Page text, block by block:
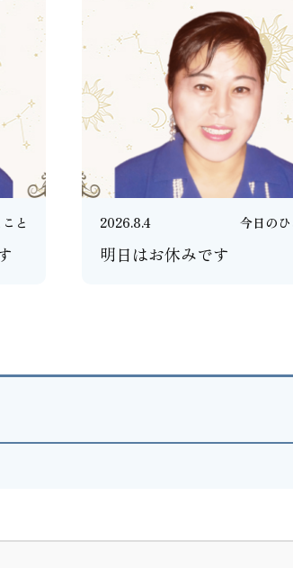
と 2026.8.4 今日のひ
明日はお休みです